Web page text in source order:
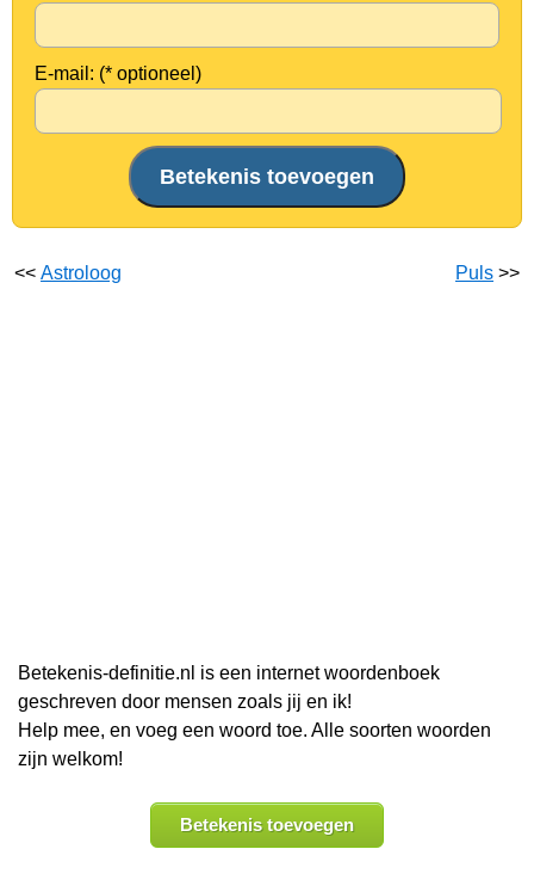
E-mail: (* optioneel)
<< Astroloog Puls >>
Betekenis-definitie.nl is een internet woordenboek
geschreven door mensen zoals jij en ik!
Help mee, en voeg een woord toe. Alle soorten woorden
zijn welkom!
Betekenis toevoegen